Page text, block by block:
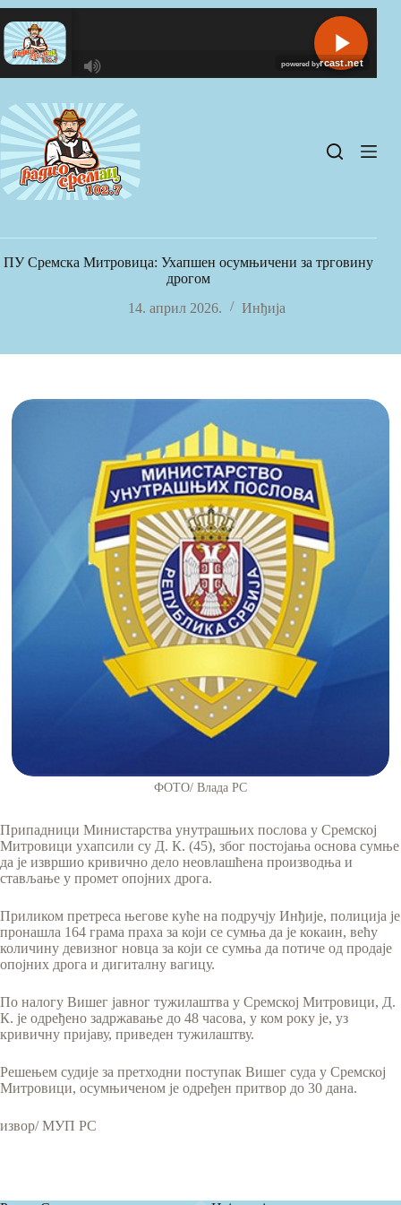
Skip
to
content
C
A
S
T
.
N
ПУ Сремска Митровица: Ухапшен осумњичени за трговину
дрогом
14. април 2026.
Инђија
ФОТО/ Влада РС
Припадници Министарства унутрашњих послова у Сремској
Митровици ухапсили су Д. К. (45), због постојања основа сумње
да је извршио кривично дело неовлашћена производња и
стављање у промет опојних дрога.
Приликом претреса његове куће на подручју Инђије, полиција је
пронашла 164 грама праха за који се сумња да је кокаин, већу
количину девизног новца за који се сумња да потиче од продаје
опојних дрога и дигиталну вагицу.
По налогу Вишег јавног тужилаштва у Сремској Митровици, Д.
К. је одређено задржавање до 48 часова, у ком року је, уз
кривичну пријаву, приведен тужилаштву.
Решењем судије за претходни поступак Вишег суда у Сремској
Митровици, осумњиченом је одређен притвор до 30 дана.
извор/ МУП РС